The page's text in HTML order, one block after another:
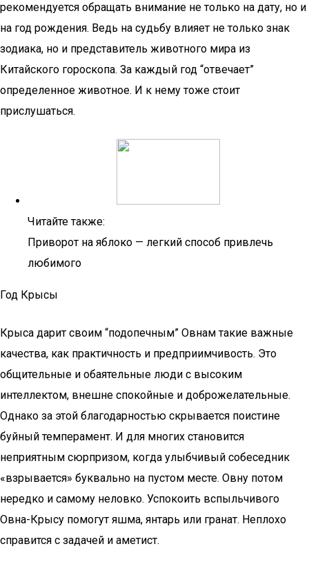
рекомендуется обращать внимание не только на дату, но и
на год рождения. Ведь на судьбу влияет не только знак
зодиака, но и представитель животного мира из
Китайского гороскопа. За каждый год “отвечает”
определенное животное. И к нему тоже стоит
прислушаться.
Читайте также:
Приворот на яблоко — легкий способ привлечь
любимого
Год Крысы
Крыса дарит своим “подопечным” Овнам такие важные
качества, как практичность и предприимчивость. Это
общительные и обаятельные люди с высоким
интеллектом, внешне спокойные и доброжелательные.
Однако за этой благодарностью скрывается поистине
буйный темперамент. И для многих становится
неприятным сюрпризом, когда улыбчивый собеседник
«взрывается» буквально на пустом месте. Овну потом
нередко и самому неловко. Успокоить вспыльчивого
Овна-Крысу помогут яшма, янтарь или гранат. Неплохо
справится с задачей и аметист.